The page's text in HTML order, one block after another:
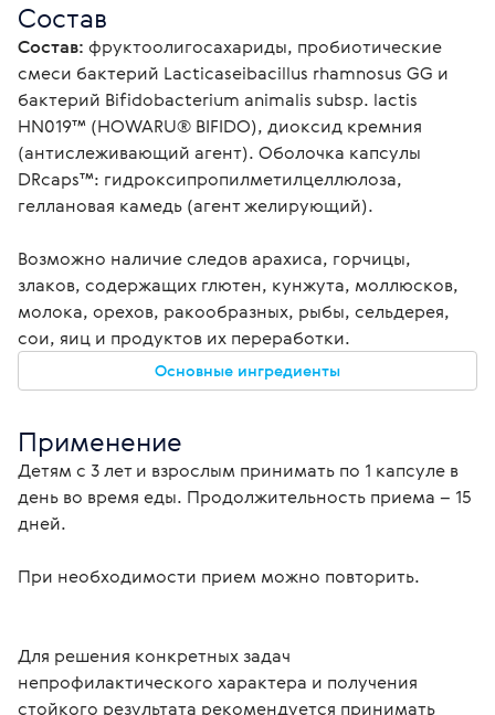
Состав
Состав: фруктоолигосахариды, пробиотические
смеси бактерий Lacticaseibacillus rhamnosus GG и
бактерий Bifidobacterium animalis subsp. lactis
HN019™ (HOWARU® BIFIDO), диоксид кремния
(антислеживающий агент). Оболочка капсулы
DRcaps™: гидроксипропилметилцеллюлоза,
геллановая камедь (агент желирующий).
Возможно наличие следов арахиса, горчицы,
злаков, содержащих глютен, кунжута, моллюсков,
молока, орехов, ракообразных, рыбы, сельдерея,
сои, яиц и продуктов их переработки.
Основные ингредиенты
Применение
Детям с 3 лет и взрослым принимать по 1 капсуле в
день во время еды. Продолжительность приема – 15
дней.
Для решения конкретных задач
непрофилактического характера и получения
стойкого результата рекомендуется принимать